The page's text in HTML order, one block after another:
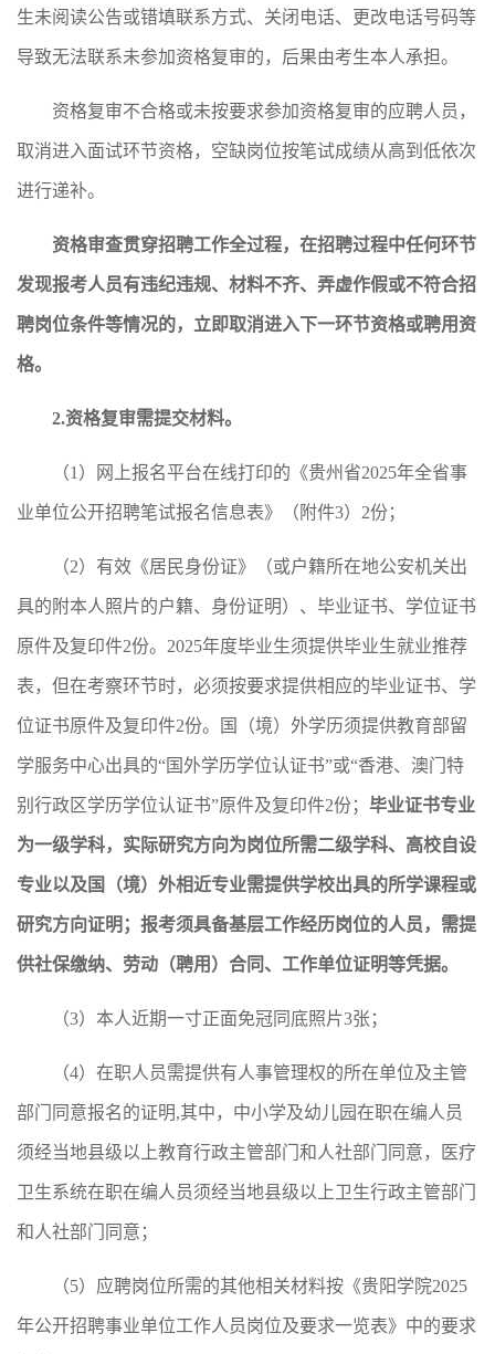
生未阅读公告或错填联系方式、关闭电话、更改电话号码等
导致无法联系未参加资格复审的，后果由考生本人承担。
资格复审不合格或未按要求参加资格复审的应聘人员，
取消进入面试环节资格，空缺岗位按笔试成绩从高到低依次
进行递补。
资格审查贯穿招聘工作全过程，在招聘过程中任何环节
发现报考人员有违纪违规、材料不齐、弄虚作假或不符合招
聘岗位条件等情况的，立即取消进入下一环节资格或聘用资
格。
2.资格复审需提交材料。
（1）网上报名平台在线打印的《贵州省2025年全省事
业单位公开招聘笔试报名信息表》（附件3）2份；
（2）有效《居民身份证》（或户籍所在地公安机关出
具的附本人照片的户籍、身份证明）、毕业证书、学位证书
原件及复印件2份。2025年度毕业生须提供毕业生就业推荐
表，但在考察环节时，必须按要求提供相应的毕业证书、学
位证书原件及复印件2份。国（境）外学历须提供教育部留
学服务中心出具的“国外学历学位认证书”或“香港、澳门特
别行政区学历学位认证书”原件及复印件2份； 毕业证书专业
为一级学科，实际研究方向为岗位所需二级学科、高校自设
专业以及国（境）外相近专业需提供学校出具的所学课程或
研究方向证明；报考须具备基层工作经历岗位的人员，需提
供社保缴纳、劳动（聘用）合同、工作单位证明等凭据。
（3）本人近期一寸正面免冠同底照片3张；
（4）在职人员需提供有人事管理权的所在单位及主管
部门同意报名的证明,其中，中小学及幼儿园在职在编人员
须经当地县级以上教育行政主管部门和人社部门同意，医疗
卫生系统在职在编人员须经当地县级以上卫生行政主管部门
和人社部门同意；
（5）应聘岗位所需的其他相关材料按《贵阳学院2025
年公开招聘事业单位工作人员岗位及要求一览表》中的要求